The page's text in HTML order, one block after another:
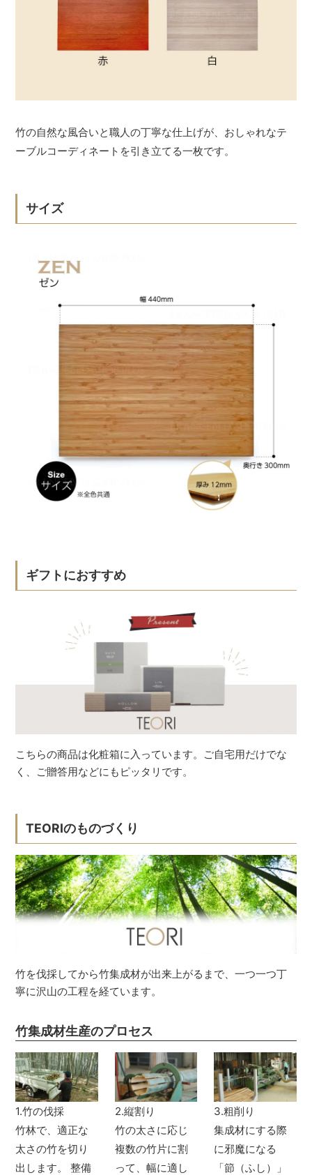
竹の自然な風合いと職人の丁寧な仕上げが、おしゃれなテ
ーブルコーディネートを引き立てる一枚です。
サイズ
ギフトにおすすめ
こちらの商品は化粧箱に入っています。ご自宅用だけでな
く、ご贈答用などにもピッタリです。
TEORIのものづくり
竹を伐採してから竹集成材が出来上がるまで、一つ一つ丁
寧に沢山の工程を経ています。
竹集成材生産のプロセス
1.竹の伐採
竹林で、適正な
太さの竹を切り
出します。 整備
2.縦割り
竹の太さに応じ
複数の竹片に割
って、幅に適し
3.粗削り
集成材にする際
に邪魔になる
「節（ふし）」